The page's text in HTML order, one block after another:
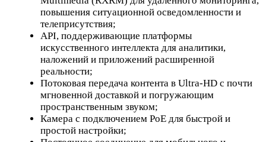
повышения ситуационной осведомленности и
телеприсутствия;
API, поддерживающие платформы
искусственного интеллекта для аналитики,
наложений и приложений расширенной
реальности;
Потоковая передача контента в Ultra-HD с почти
мгновенной доставкой и погружающим
пространственным звуком;
Камера с подключением PoE для быстрой и
простой настройки;